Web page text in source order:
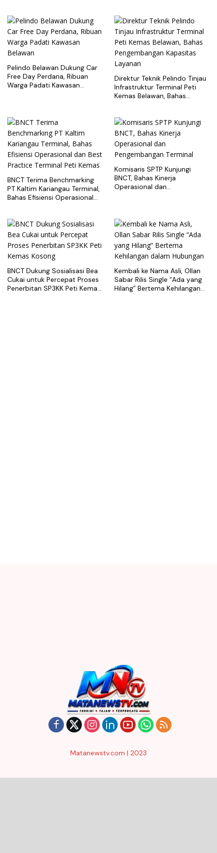
Pelindo Belawan Dukung Car
Free Day Perdana, Ribuan
Warga Padati Kawasan
Direktur Teknik Pelindo Tinjau
Infrastruktur Terminal Peti
Kemas Belawan, Bahas
BNCT Terima Benchmarking
PT Kaltim Kariangau Terminal,
Bahas Efisiensi Operasional
Komisaris SPTP Kunjungi
BNCT, Bahas Kinerja
Operasional dan
BNCT Dukung Sosialisasi Bea
Cukai untuk Percepat Proses
Penerbitan SP3KK Peti Kemas
Kembali ke Nama Asli, Ollan
Sabar Rilis Single “Ada yang
Hilang” Bertema Kehilangan
Matanewstv.com | 2023